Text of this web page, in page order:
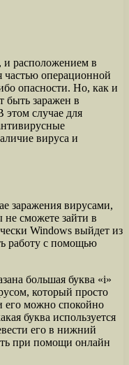
и расположением в
частью операционной
опасности. Но, как и
быть заражен в
этом случае для
вируса и
заражения вирусами,
не сможете зайти в
Windows выйдет из
работу с помощью
большая буква «i»
который просто
его можно спокойно
буква используется
его в нижний
при помощи онлайн